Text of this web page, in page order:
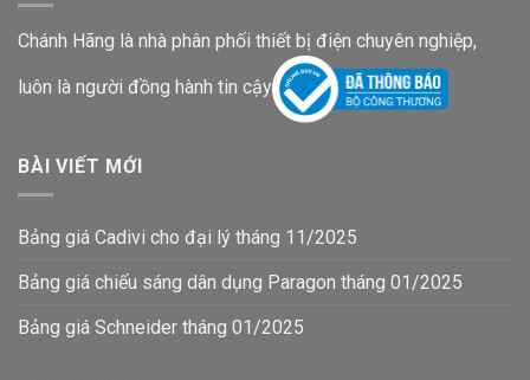
Chánh Hãng là nhà phân phối thiết bị điện chuyên nghiệp,
luôn là người đồng hành tin cậy
BÀI VIẾT MỚI
Bảng giá Cadivi cho đại lý tháng 11/2025
Bảng giá chiếu sáng dân dụng Paragon tháng 01/2025
Bảng giá Schneider tháng 01/2025